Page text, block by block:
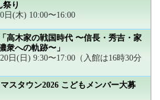
り
日(木) 10:00〜16:00
高木家の戦国時代 〜信長・秀吉・家
への軌跡〜」
日(日) 9:30〜17:00（入館は16時30分
スタウン2026 こどもメンバー大募